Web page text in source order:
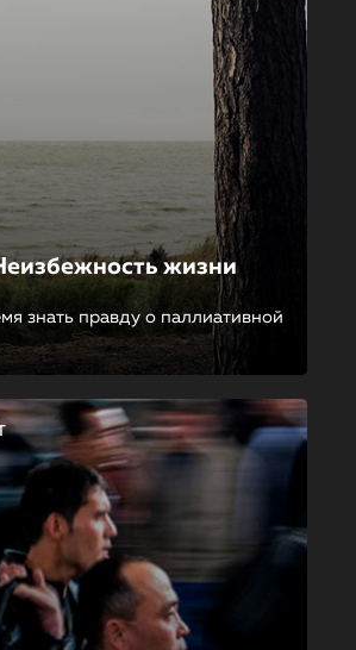
жизни
знать правду о паллиативной